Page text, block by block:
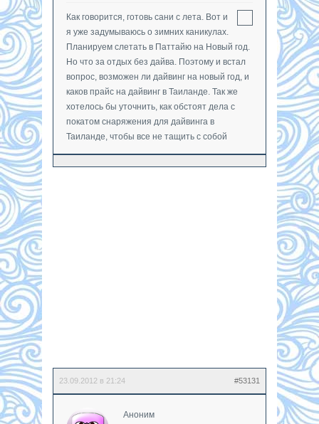
Как говорится, готовь сани с лета. Вот и
я уже задумываюсь о зимних каникулах.
Планируем слетать в Паттайю на Новый год.
Но что за отдых без дайва. Поэтому и встал
вопрос, возможен ли дайвинг на новый год, и
каков прайс на дайвинг в Таиланде. Так же
хотелось бы уточнить, как обстоят дела с
покатом снаряжения для дайвинга в
Таиланде, чтобы все не тащить с собой
23.09.2012 в 21:24 #53131
Аноним